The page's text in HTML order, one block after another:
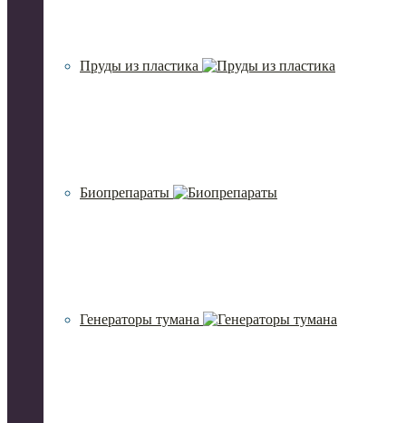
Пруды из пластика
Биопрепараты
Генераторы тумана